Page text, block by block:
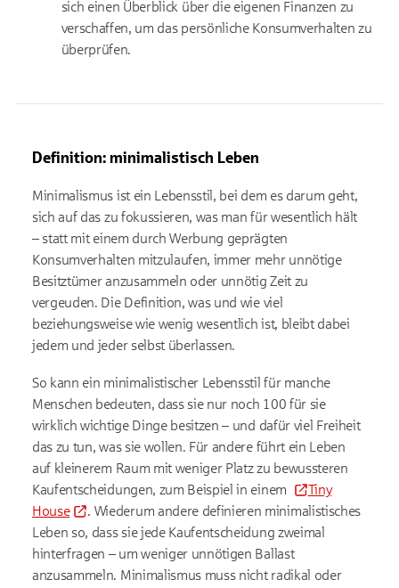
sich einen Überblick über die eigenen Finanzen zu
verschaffen, um das persönliche Konsumverhalten zu
überprüfen.
Definition: minimalistisch Leben
Minimalismus ist ein Lebensstil, bei dem es darum geht,
sich auf das zu fokussieren, was man für wesentlich hält
– statt mit einem durch Werbung geprägten
Konsumverhalten mitzulaufen, immer mehr unnötige
Besitztümer anzusammeln oder unnötig Zeit zu
vergeuden. Die Definition, was und wie viel
beziehungsweise wie wenig wesentlich ist, bleibt dabei
jedem und jeder selbst überlassen.
So kann ein minimalistischer Lebensstil für manche
Menschen bedeuten, dass sie nur noch 100 für sie
wirklich wichtige Dinge besitzen – und dafür viel Freiheit
das zu tun, was sie wollen. Für andere führt ein Leben
auf kleinerem Raum mit weniger Platz zu bewussteren
Kaufentscheidungen, zum Beispiel in einem
Tiny
House
. Wiederum andere definieren minimalistisches
Leben so, dass sie jede Kaufentscheidung zweimal
hinterfragen – um weniger unnötigen Ballast
anzusammeln. Minimalismus muss nicht radikal oder